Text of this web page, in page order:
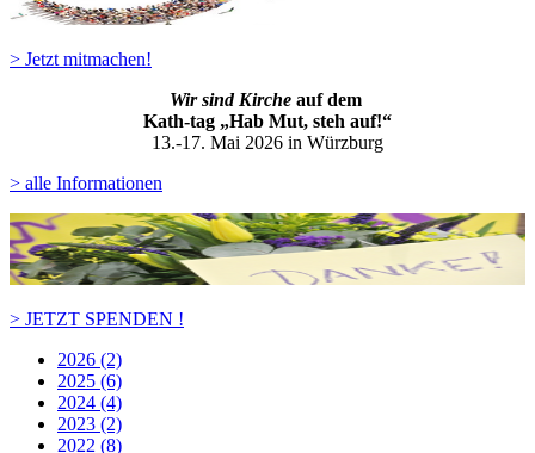
> Jetzt mitmachen!
Wir sind Kirche auf dem
Kath-tag „Hab Mut, steh auf!“
13.-17. Mai 2026 in Würzburg
> alle Informationen
> JETZT SPENDEN !
2026 (2)
2025 (6)
2024 (4)
2023 (2)
2022 (8)